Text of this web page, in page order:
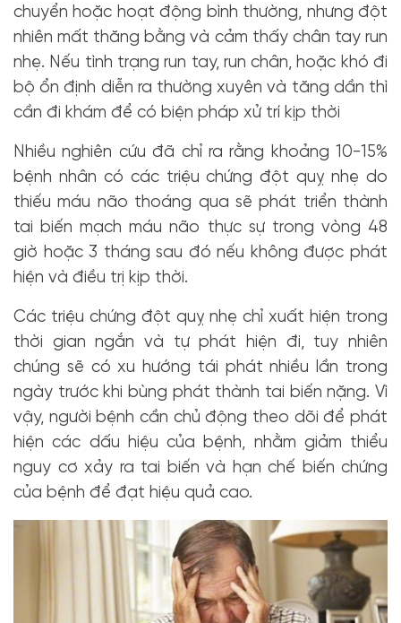
chuyển hoặc hoạt động bình thường, nhưng đột
nhiên mất thăng bằng và cảm thấy chân tay run
nhẹ. Nếu tình trạng run tay, run chân, hoặc khó đi
bộ ổn định diễn ra thường xuyên và tăng dần thì
cần đi khám để có biện pháp xử trí kịp thời
Nhiều nghiên cứu đã chỉ ra rằng khoảng 10-15%
bệnh nhân có các triệu chứng đột quỵ nhẹ do
thiếu máu não thoáng qua sẽ phát triển thành
tai biến mạch máu não thực sự trong vòng 48
giờ hoặc 3 tháng sau đó nếu không được phát
hiện và điều trị kịp thời.
Các triệu chứng đột quỵ nhẹ chỉ xuất hiện trong
thời gian ngắn và tự phát hiện đi, tuy nhiên
chúng sẽ có xu hướng tái phát nhiều lần trong
ngày trước khi bùng phát thành tai biến nặng. Vì
vậy, người bệnh cần chủ động theo dõi để phát
hiện các dấu hiệu của bệnh, nhằm giảm thiểu
nguy cơ xảy ra tai biến và hạn chế biến chứng
của bệnh để đạt hiệu quả cao.